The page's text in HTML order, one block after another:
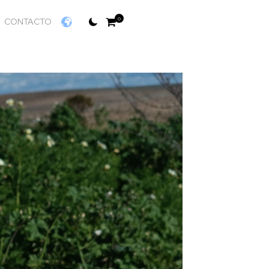
CONTACTO 0